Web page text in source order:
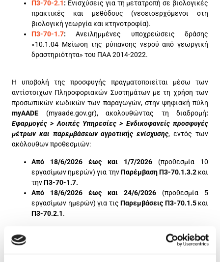
Π3-70-2.1: Ενισχύσεις για τη μετατροπή σε βιολογικές
πρακτικές και μεθόδους (νεοεισερχόμενοι στη
βιολογική γεωργία και κτηνοτροφία).
Π3-70-1.7: Ανειλημμένες υποχρεώσεις δράσης
«10.1.04 Μείωση της ρύπανσης νερού από γεωργική
δραστηριότητα» του ΠΑΑ 2014-2022.
Η υποβολή της προσφυγής πραγματοποιείται μέσω των
αντίστοιχων Πληροφοριακών Συστημάτων με τη χρήση των
προσωπικών κωδικών των παραγωγών, στην ψηφιακή πύλη
myAADE (myaade.gov.gr), ακολουθώντας τη διαδρομή:
Εφαρμογές > Λοιπές Υπηρεσίες > Ενδικοφανείς προσφυγές
μέτρων και παρεμβάσεων αγροτικής ενίσχυσης, εντός των
ακόλουθων προθεσμιών:
Από 18/6/2026 έως και 1/7/2026 (προθεσμία 10
εργασίμων ημερών) για τηνΠαρέμβαση Π3-70.1.3.2και
τηνΠ3-70-1.7.
Από 18/6/2026 έως και 24/6/2026 (προθεσμία 5
εργασίμων ημερών) για τις Παρεμβάσεις Π3-70.1.5και
Π3-70.2.1.
Οι ενδιαφερόμενοι έχουν πρόσβαση στους αναλυτικούς